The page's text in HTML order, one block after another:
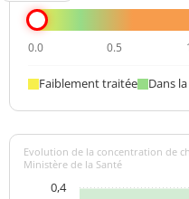
0.0 0.5
Faiblement traitée Dans
Evolution de la concentration de
Ministère de la Santé
0,4